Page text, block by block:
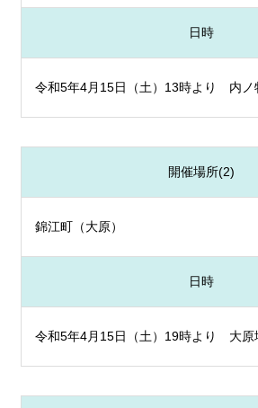
日時
令和5年4月15日（土）13時より 内ノ
開催場所(2)
錦江町（大原）
日時
令和5年4月15日（土）19時より 大原